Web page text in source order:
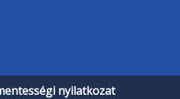
nyilatkozat